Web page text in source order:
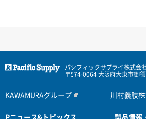
パシフィックサプライ株式会
〒574-0064 大阪府大東市御
KAWAMURAグループ 川村義肢
Pニュース&トピックス 製品情報